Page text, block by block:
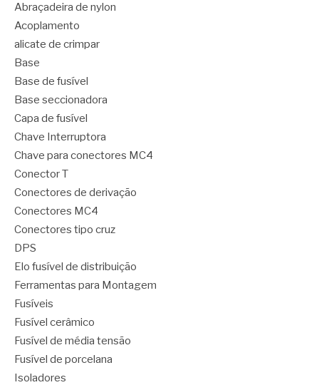
Abraçadeira de nylon
Acoplamento
alicate de crimpar
Base
Base de fusível
Base seccionadora
Capa de fusível
Chave Interruptora
Chave para conectores MC4
Conector T
Conectores de derivação
Conectores MC4
Conectores tipo cruz
DPS
Elo fusível de distribuição
Ferramentas para Montagem
Fusíveis
Fusível cerâmico
Fusível de média tensão
Fusível de porcelana
Isoladores